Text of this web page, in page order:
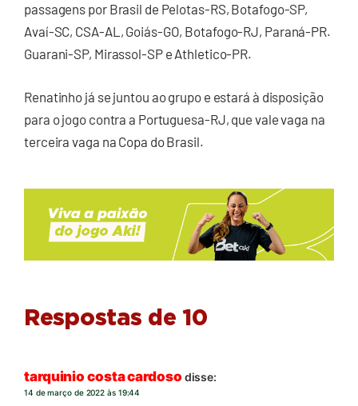
passagens por Brasil de Pelotas-RS, Botafogo-SP,
Avaí-SC, CSA-AL, Goiás-GO, Botafogo-RJ, Paraná-PR.
Guarani-SP, Mirassol-SP e Athletico-PR.
Renatinho já se juntou ao grupo e estará à disposição
para o jogo contra a Portuguesa-RJ, que vale vaga na
terceira vaga na Copa do Brasil.
Respostas de 10
tarquinio costa cardoso disse:
14 de março de 2022 às 19:44